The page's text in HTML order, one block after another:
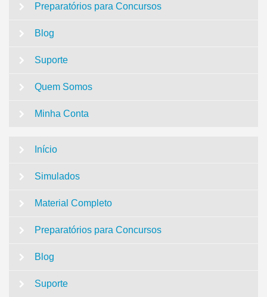
Preparatórios para Concursos
Blog
Suporte
Quem Somos
Minha Conta
Início
Simulados
Material Completo
Preparatórios para Concursos
Blog
Suporte